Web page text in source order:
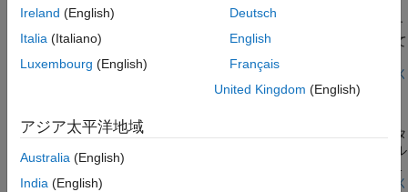
警告: この例では油圧ドメインが使用されていますが、これは将
来のリリースで削除される予定です。等温液体ドメインを使用す
る同等のモデル例を、ドリルリーマ アクチュエータから見つけて
ください。等温液体ドメインにモデルを変換するには、
hydraulicToIsothermalLiquid ツールを使用します。 モデルを開く
フロントローダー作動システム
この例では、リフト シリンダーとティルト シリンダーをもつ単
純な作動システムを示します。各シリンダーは、オープン センタ
ー型の 6 方向 3 位置方向制御バルブによって制御されます。バル
ブは、両方のスプール変位が中立位置にあるときにシステムのポ
ンプが無負荷になるように、無負荷側の分岐に直列に接続されて
モデルを開く
Ireland (English)
Italia (Italiano)
Luxembourg (English)
Deutsch
English
Français
United Kingdom (English)
アジア太平洋地域
Australia (English)
India (English)